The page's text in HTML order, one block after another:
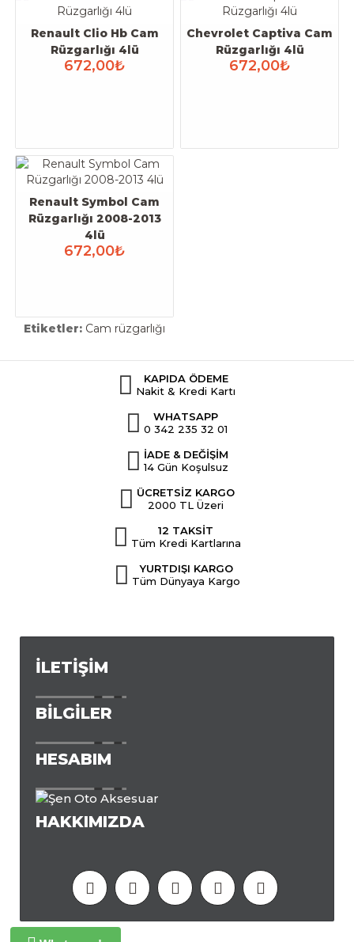
Renault Clio Hb Cam
Rüzgarlığı 4lü
672,00₺
Chevrolet Captiva Cam
Rüzgarlığı 4lü
672,00₺
Renault Symbol Cam
Rüzgarlığı 2008-2013
4lü
672,00₺
Etiketler: Cam rüzgarlığı
KAPIDA ÖDEME
Nakit & Kredi Kartı
WHATSAPP
0 342 235 32 01
İADE & DEĞİŞİM
14 Gün Koşulsuz
ÜCRETSİZ KARGO
2000 TL Üzeri
12 TAKSİT
Tüm Kredi Kartlarına
YURTDIŞI KARGO
Tüm Dünyaya Kargo
İLETIŞIM
BILGILER
HESABIM
HAKKIMIZDA